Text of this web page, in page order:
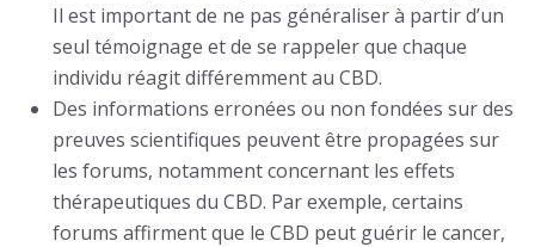
Il est important de ne pas généraliser à partir d’un
seul témoignage et de se rappeler que chaque
individu réagit différemment au CBD.
Des informations erronées ou non fondées sur des
preuves scientifiques peuvent être propagées sur
les forums, notamment concernant les effets
thérapeutiques du CBD. Par exemple, certains
forums affirment que le CBD peut guérir le cancer,